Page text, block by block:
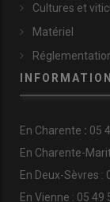
Cultures et
Matériel
En Charente : 05
En Charente-
En Deux-Sèvres :
En Vienne : 05 49